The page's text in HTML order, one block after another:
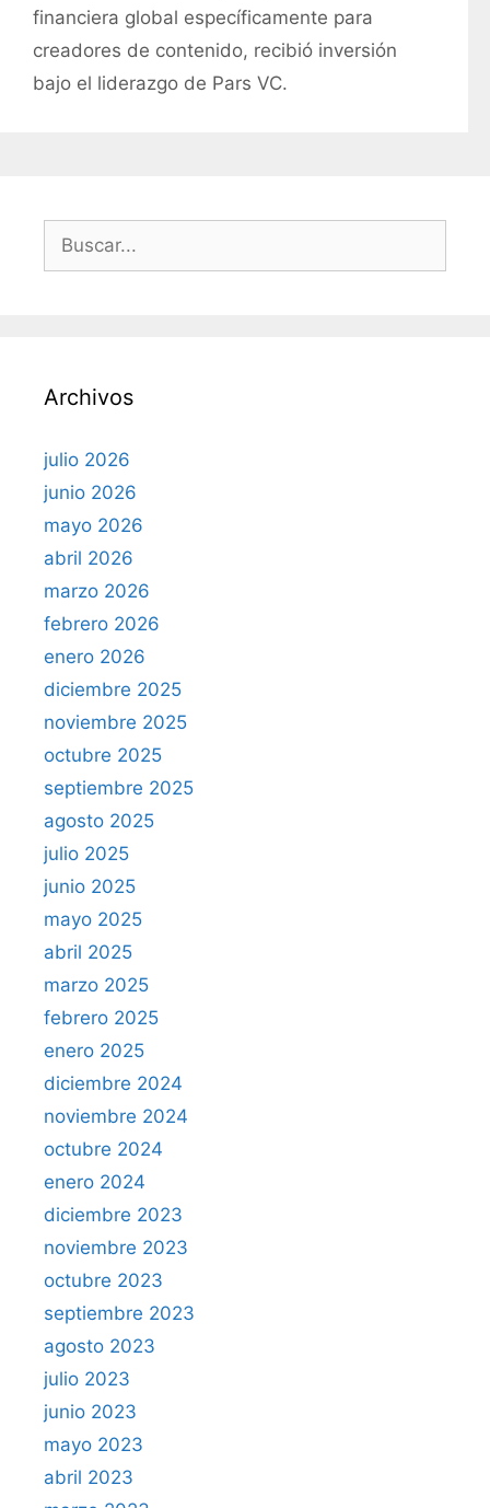
r
s
financiera global específicamente para
creadores de contenido, recibió inversión
bajo el liderazgo de Pars VC.
:Archivos
julio 2026
junio 2026
mayo 2026
abril 2026
marzo 2026
febrero 2026
enero 2026
diciembre 2025
noviembre 2025
octubre 2025
septiembre 2025
agosto 2025
julio 2025
junio 2025
mayo 2025
abril 2025
marzo 2025
febrero 2025
enero 2025
diciembre 2024
noviembre 2024
octubre 2024
enero 2024
diciembre 2023
noviembre 2023
octubre 2023
septiembre 2023
agosto 2023
julio 2023
junio 2023
mayo 2023
abril 2023